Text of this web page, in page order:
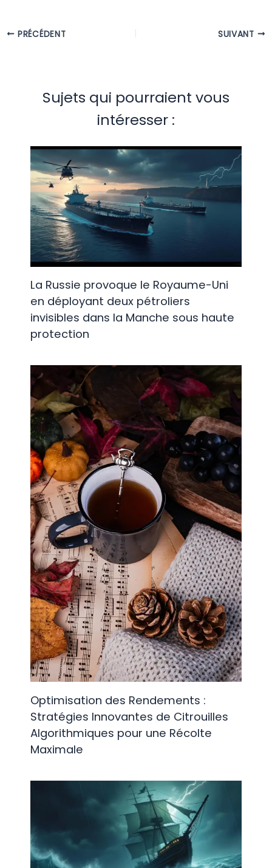
PRÉCÉDENT SUIVANT
Sujets qui pourraient vous
intéresser :
La Russie provoque le Royaume-Uni
en déployant deux pétroliers
invisibles dans la Manche sous haute
protection
Optimisation des Rendements :
Stratégies Innovantes de Citrouilles
Algorithmiques pour une Récolte
Maximale